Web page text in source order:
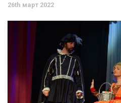
26th март 2022